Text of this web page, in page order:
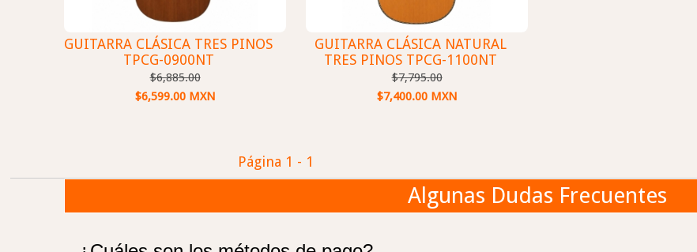
GUITARRA CLÁSICA TRES PINOS
TPCG-0900NT
$6,885.00
$6,599.00 MXN
GUITARRA CLÁSICA NATURAL
TRES PINOS TPCG-1100NT
$7,795.00
$7,400.00 MXN
Página 1 - 1
Algunas Dudas Frecuentes